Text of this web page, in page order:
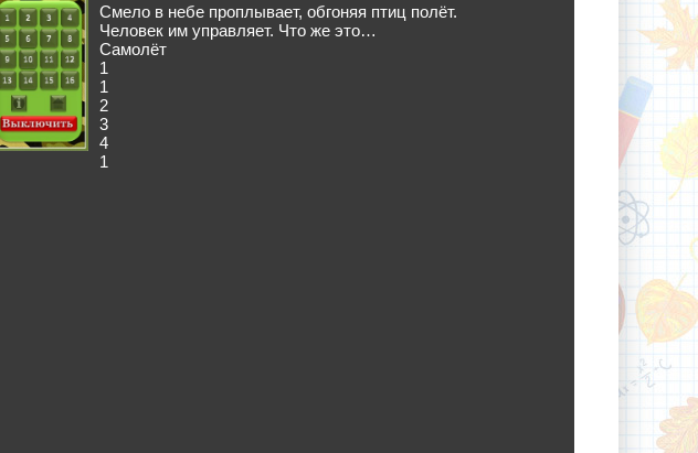
Смело в небе проплывает, обгоняя птиц полёт.
Человек им управляет. Что же это…
Самолёт
1
1
2
3
4
1